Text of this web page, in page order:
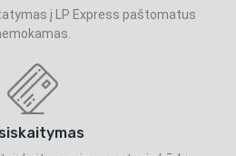
į LP Express paštomatus